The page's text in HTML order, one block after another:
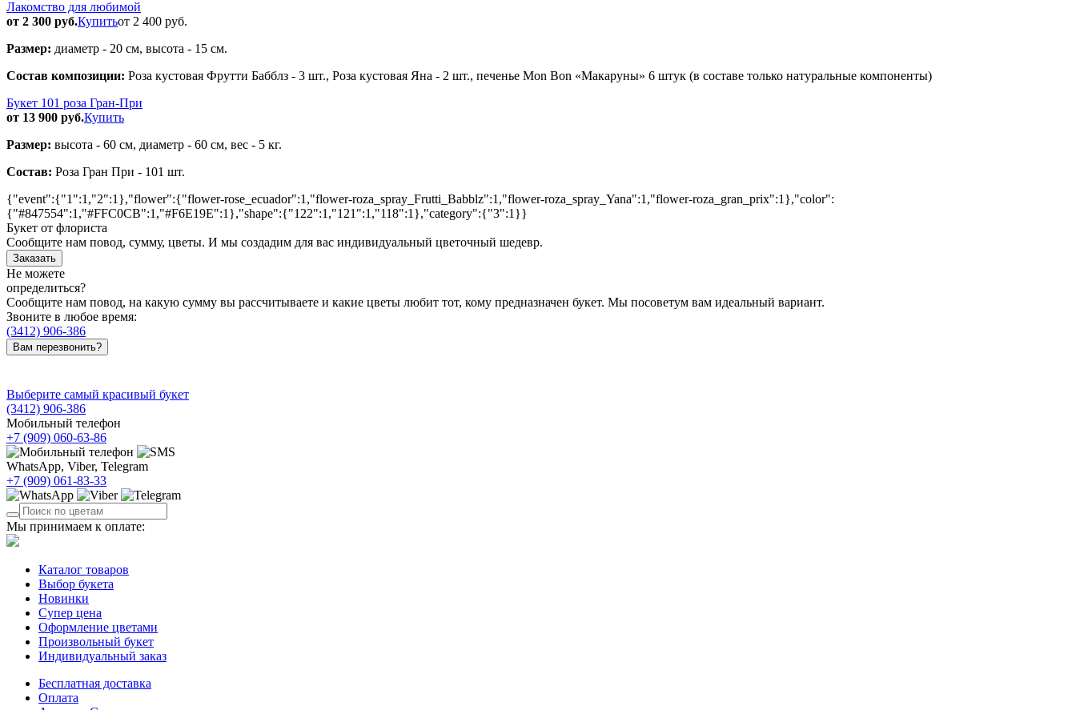
Лакомство для любимой
от 2 300 руб.Купитьот 2 400 руб.
Размер: диаметр - 20 см, высота - 15 см.
Состав композиции: Роза кустовая Фрутти Бабблз - 3 шт., Роза кустовая Яна - 2 шт., печенье Mon Bon «Макаруны» 6 штук (в составе только натуральные компоненты)
Букет 101 роза Гран-При
от 13 900 руб.Купить
Размер: высота - 60 см, диаметр - 60 см, вес - 5 кг.
Состав: Роза Гран При - 101 шт.
{"event":{"1":1,"2":1},"flower":{"flower-rose_ecuador":1,"flower-roza_spray_Frutti_Babblz":1,"flower-roza_spray_Yana":1,"flower-roza_gran_prix":1},"color":
{"#847554":1,"#FFC0CB":1,"#F6E19E":1},"shape":{"122":1,"121":1,"118":1},"category":{"3":1}}
Букет от флориста
Сообщите нам повод, сумму, цветы. И мы создадим для вас индивидуальный цветочный шедевр.
Заказать
Не можете
определиться?
Сообщите нам повод, на какую сумму вы рассчитываете и какие цветы любит тот, кому предназначен букет. Мы посоветум вам идеальный вариант.
Звоните в любое время:
(3412) 906-386
Вам перезвонить?
Выберите самый красивый букет
(3412) 906-386
Мобильный телефон
+7 (909) 060-63-86
WhatsApp, Viber, Telegram
+7 (909) 061-83-33
Мы принимаем к оплате:
Каталог товаров
Выбор букета
Новинки
Супер цена
Оформление цветами
Произвольный букет
Индивидуальный заказ
Бесплатная доставка
Оплата